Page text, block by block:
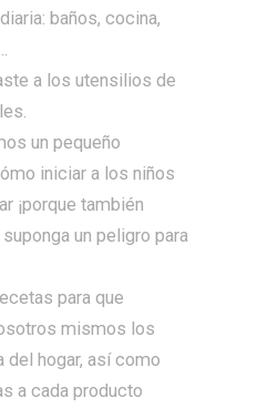
baños, cocina,
a los utensilios de
un pequeño
iniciar a los niños
¡porque también
un peligro para
para que
mismos los
hogar, así como
a cada producto